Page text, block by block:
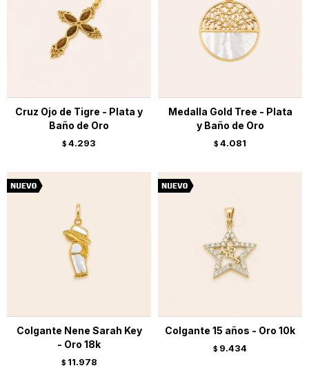
Cruz Ojo de Tigre - Plata y
Baño de Oro
$ 4.293
Medalla Gold Tree - Plata
y Baño de Oro
$ 4.081
Colgante Nene Sarah Key
- Oro 18k
$ 11.978
Colgante 15 años - Oro 10k
$ 9.434